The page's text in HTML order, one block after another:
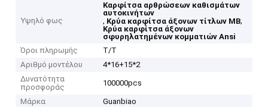
Υψηλό φως
Καρφίτσα αρθρώσεων καθισμάτων
αυτοκινήτων
, Κρύα καρφίτσα άξονων τίτλων ΜΒ,
Κρύα καρφίτσα άξονων
σφυρηλατημένων κομματιών Ansi
Όροι πληρωμής
T/T
Αριθμό μοντέλου
4*16+15*2
Δυνατότητα
προσφοράς
100000pcs
Μάρκα
Guanbiao